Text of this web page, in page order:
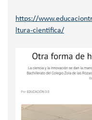
https://
ltura-cientifica/